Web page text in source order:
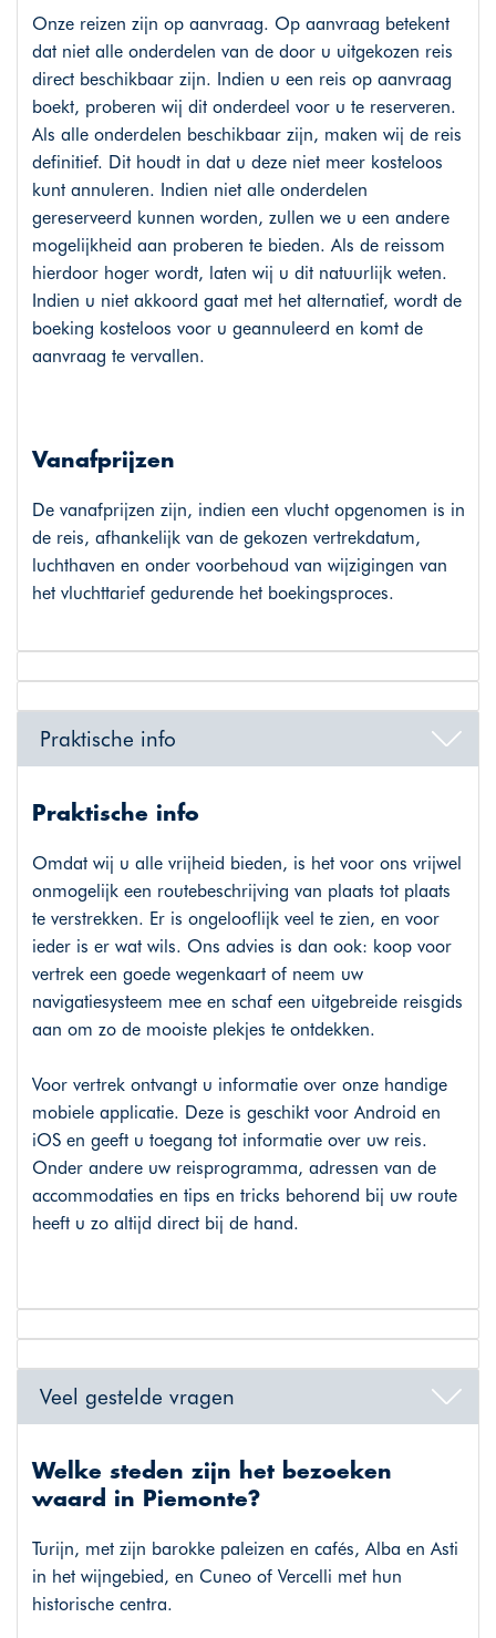
Onze reizen zijn op aanvraag. Op aanvraag betekent
dat niet alle onderdelen van de door u uitgekozen reis
direct beschikbaar zijn. Indien u een reis op aanvraag
boekt, proberen wij dit onderdeel voor u te reserveren.
Als alle onderdelen beschikbaar zijn, maken wij de reis
definitief. Dit houdt in dat u deze niet meer kosteloos
kunt annuleren. Indien niet alle onderdelen
gereserveerd kunnen worden, zullen we u een andere
mogelijkheid aan proberen te bieden. Als de reissom
hierdoor hoger wordt, laten wij u dit natuurlijk weten.
Indien u niet akkoord gaat met het alternatief, wordt de
boeking kosteloos voor u geannuleerd en komt de
aanvraag te vervallen.
Vanafprijzen
De vanafprijzen zijn, indien een vlucht opgenomen is in
de reis, afhankelijk van de gekozen vertrekdatum,
luchthaven en onder voorbehoud van wijzigingen van
het vluchttarief gedurende het boekingsproces.
Praktische info
Praktische info
Omdat wij u alle vrijheid bieden, is het voor ons vrijwel
onmogelijk een routebeschrijving van plaats tot plaats
te verstrekken. Er is ongelooflijk veel te zien, en voor
ieder is er wat wils. Ons advies is dan ook: koop voor
vertrek een goede wegenkaart of neem uw
navigatiesysteem mee en schaf een uitgebreide reisgids
aan om zo de mooiste plekjes te ontdekken.
Voor vertrek ontvangt u informatie over onze handige
mobiele applicatie. Deze is geschikt voor Android en
iOS en geeft u toegang tot informatie over uw reis.
Onder andere uw reisprogramma, adressen van de
accommodaties en tips en tricks behorend bij uw route
heeft u zo altijd direct bij de hand.
Veel gestelde vragen
Welke steden zijn het bezoeken
waard in Piemonte?
Turijn, met zijn barokke paleizen en cafés, Alba en Asti
in het wijngebied, en Cuneo of Vercelli met hun
historische centra.